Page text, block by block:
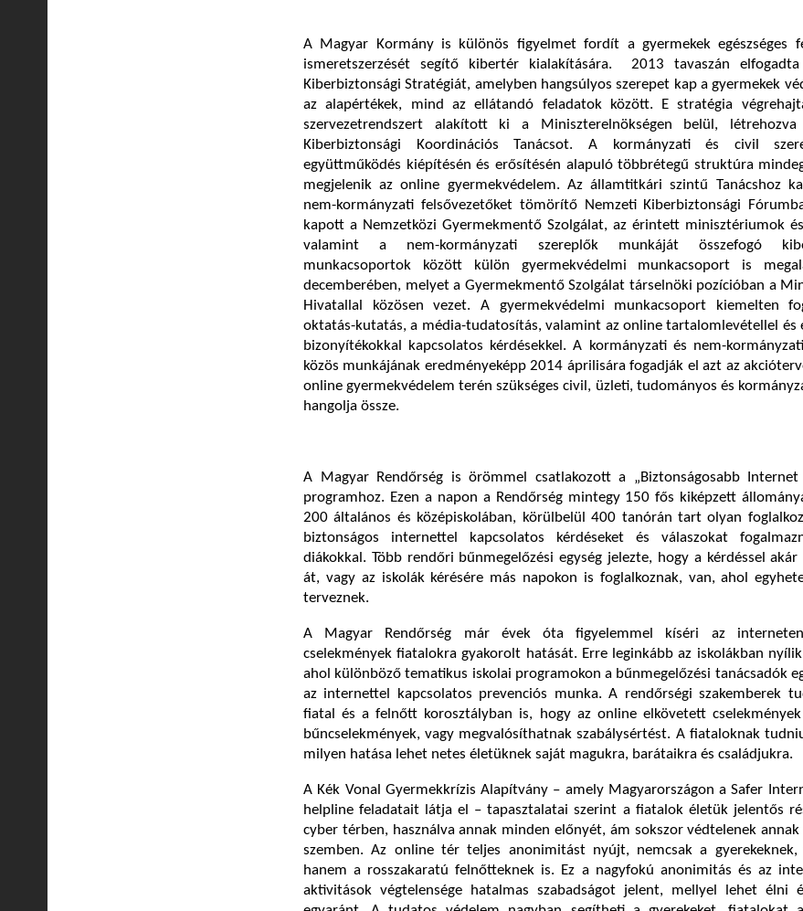
A Magyar Kormány is különös figyelmet fordít a gyermekek egészséges
ismeretszerzését segítő kibertér kialakítására. 2013 tavaszán
Kiberbiztonsági Stratégiát, amelyben hangsúlyos szerepet kap a gyermekek
az alapértékek, mind az ellátandó feladatok között. E stratégia
szervezetrendszert alakított ki a Miniszterelnökségen belül,
Kiberbiztonsági Koordinációs Tanácsot. A kormányzati és civil
együttműködés kiépítésén és erősítésén alapuló többrétegű struktúra
megjelenik az online gyermekvédelem. Az államtitkári szintű Tanácshoz
nem-kormányzati felsővezetőket tömörítő Nemzeti Kiberbiztonsági
kapott a Nemzetközi Gyermekmentő Szolgálat, az érintett minisztériumok
valamint a nem-kormányzati szereplők munkáját összefogó
munkacsoportok között külön gyermekvédelmi munkacsoport is
decemberében, melyet a Gyermekmentő Szolgálat társelnöki pozícióban a
Hivatallal közösen vezet. A gyermekvédelmi munkacsoport kiemelten
oktatás-kutatás, a média-tudatosítás, valamint az online tartalomlevétellel és
bizonyítékokkal kapcsolatos kérdésekkel. A kormányzati és nem-
közös munkájának eredményeképp 2014 áprilisára fogadják el azt az
online gyermekvédelem terén szükséges civil, üzleti, tudományos és
hangolja össze.
A Magyar Rendőrség is örömmel csatlakozott a „Biztonságosabb
programhoz. Ezen a napon a Rendőrség mintegy 150 fős kiképzett
200 általános és középiskolában, körülbelül 400 tanórán tart olyan
biztonságos internettel kapcsolatos kérdéseket és válaszokat
diákokkal. Több rendőri bűnmegelőzési egység jelezte, hogy a kérdéssel
át, vagy az iskolák kérésére más napokon is foglalkoznak, van, ahol
terveznek.
A Magyar Rendőrség már évek óta figyelemmel kíséri az
cselekmények fiatalokra gyakorolt hatását. Erre leginkább az iskolákban
ahol különböző tematikus iskolai programokon a bűnmegelőzési tanácsadók
az internettel kapcsolatos prevenciós munka. A rendőrségi szakemberek
fiatal és a felnőtt korosztályban is, hogy az online elkövetett
bűncselekmények, vagy megvalósíthatnak szabálysértést. A fiataloknak
milyen hatása lehet netes életüknek saját magukra, barátaikra és családjukra.
A Kék Vonal Gyermekkrízis Alapítvány – amely Magyarországon a Safer
helpline feladatait látja el – tapasztalatai szerint a fiatalok életük jelentős
cyber térben, használva annak minden előnyét, ám sokszor védtelenek annak
szemben. Az online tér teljes anonimitást nyújt, nemcsak a gyerekeknek,
hanem a rosszakaratú felnőtteknek is. Ez a nagyfokú anonimitás és az
aktivitások végtelensége hatalmas szabadságot jelent, mellyel lehet élni